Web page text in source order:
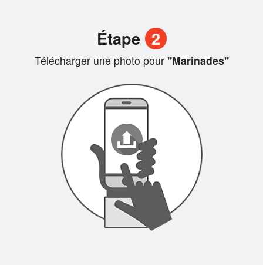
Étape 2
Télécharger une photo pour"Marinades"